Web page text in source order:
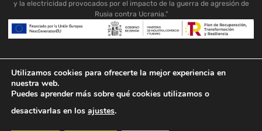
y la electricidad provocados por el impacto de la guerra de agresión de
Rusia contra Ucrania."
Utilizamos cookies para ofrecerte la mejor experiencia en
nuestra web.
Puedes aprender más sobre qué cookies utilizamos o
desactivarlas en los ajustes.